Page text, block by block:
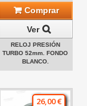
Comprar
Ver
RELOJ PRESIÓN
TURBO 52mm. FONDO
BLANCO.
26,00 €